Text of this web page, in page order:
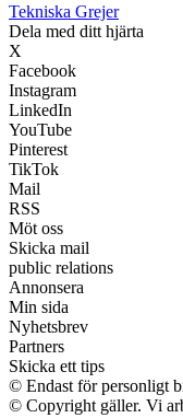
Tekniska Grejer
Dela med ditt hjärta
X
Facebook
Instagram
LinkedIn
YouTube
Pinterest
TikTok
Mail
RSS
Möt oss
Skicka mail
public relations
Annonsera
Min sida
Nyhetsbrev
Partners
Skicka ett tips
© Endast för personligt
© Copyright gäller. Vi